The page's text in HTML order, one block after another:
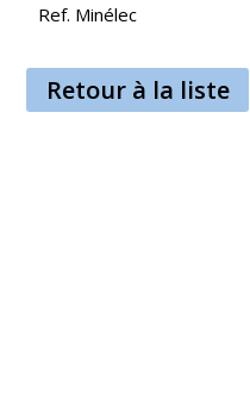
Ref. Minélec
Retour à la liste